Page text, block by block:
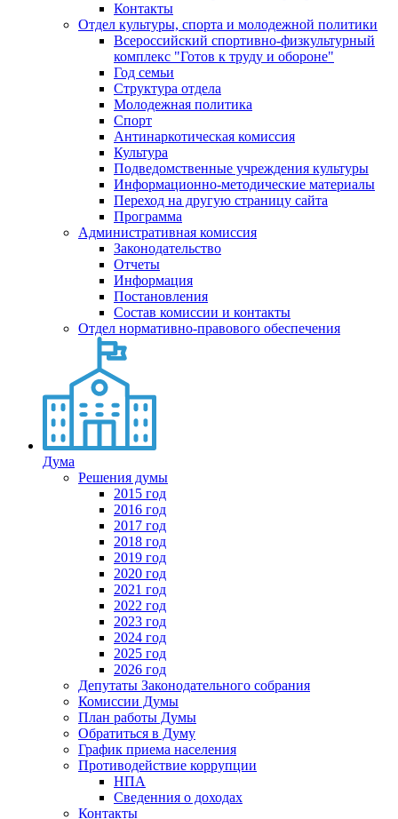
Контакты
Отдел культуры, спорта и молодежной политики
Всероссийский спортивно-физкультурный
комплекс "Готов к труду и обороне"
Год семьи
Структура отдела
Молодежная политика
Спорт
Антинаркотическая комиссия
Культура
Подведомственные учреждения культуры
Информационно-методические материалы
Переход на другую страницу сайта
Программа
Административная комиссия
Законодательство
Отчеты
Информация
Постановления
Состав комиссии и контакты
Отдел нормативно-правового обеспечения
Дума
Решения думы
2015 год
2016 год
2017 год
2018 год
2019 год
2020 год
2021 год
2022 год
2023 год
2024 год
2025 год
2026 год
Депутаты Законодательного собрания
Комиссии Думы
План работы Думы
Обратиться в Думу
График приема населения
Противодействие коррупции
НПА
Сведенния о доходах
Контакты